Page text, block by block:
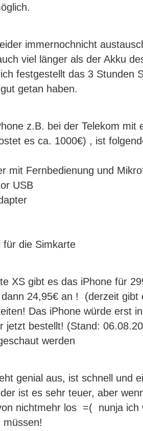
immernochnicht
viel länger als der Akku
festgestellt das 3 Stunden
getan haben.
z.B. bei der Telekom mit
es ca. 1000€) , ist
mit Fernbedienung und
USB
für die Simkarte
XS gibt es das iPhone für
24,95€ an ! (derzeit gibt
Das iPhone würde erst
jetzt bestellt! (Stand:
werden
genial aus, ist schnell und
ist es sehr teuer, aber
nichtmehr los =( nunja ich
müssen!